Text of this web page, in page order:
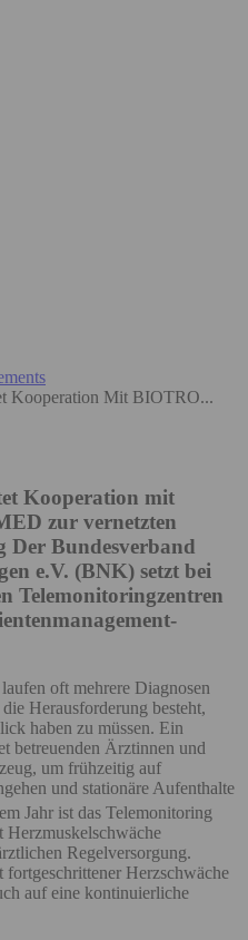
Kooperation Mit BIOTRO...
Kooperation mit
zur vernetzten
Der Bundesverband
e.V. (BNK) setzt bei
Telemonitoringzentren
oft mehrere Diagnosen
Herausforderung besteht,
haben zu müssen. Ein
betreuenden Ärztinnen und
um frühzeitig auf
und stationäre Aufenthalte
Jahr ist das Telemonitoring
Herzmuskelschwäche
Regelversorgung.
Herzschwäche
auf eine kontinuierliche